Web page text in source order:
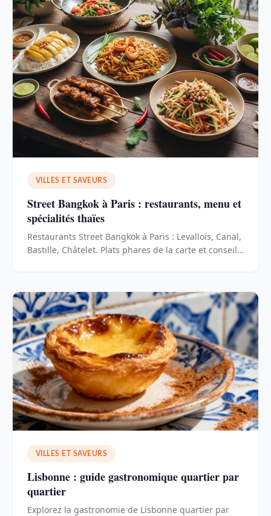
VILLES ET SAVEURS
Street Bangkok à Paris : restaurants, menu et
spécialités thaïes
Restaurants Street Bangkok à Paris : Levallois, Canal,
Bastille, Châtelet. Plats phares de la carte et conseils
VILLES ET SAVEURS
Lisbonne : guide gastronomique quartier par
quartier
Explorez la gastronomie de Lisbonne quartier par